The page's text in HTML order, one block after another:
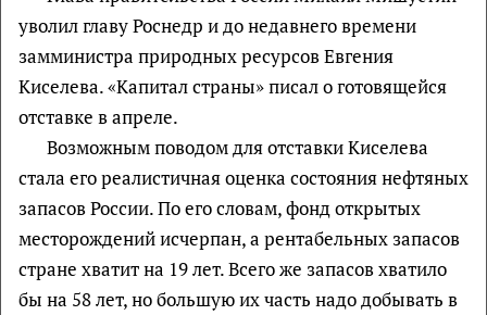
уволил главу Роснедр и до недавнего времени
замминистра природных ресурсов Евгения
Киселева. «Капитал страны» писал о готовящейся
отставке в апреле.
Возможным поводом для отставки Киселева
стала его реалистичная оценка состояния нефтяных
запасов России. По его словам, фонд открытых
месторождений исчерпан, а рентабельных запасов
стране хватит на 19 лет. Всего же запасов хватило
бы на 58 лет, но большую их часть надо добывать в